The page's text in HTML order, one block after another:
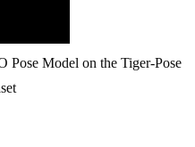
Pose Model on the Tiger-Pose